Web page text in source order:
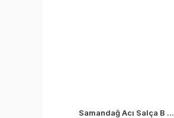
Samandağ Acı Salça B ...